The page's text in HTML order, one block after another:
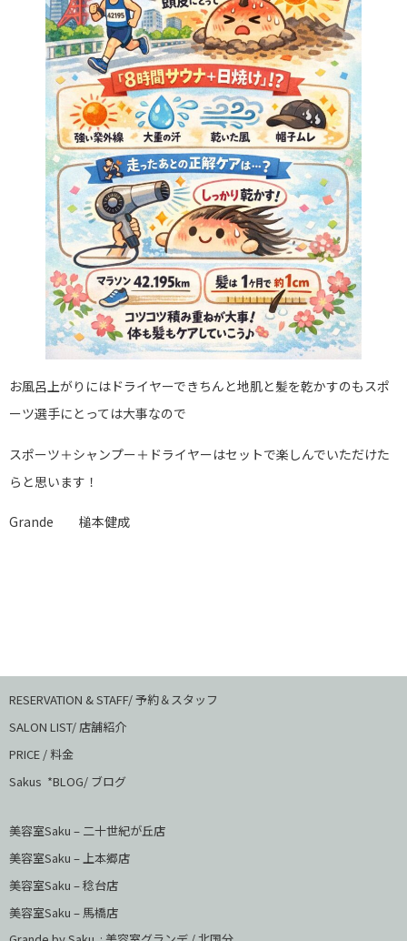
お風呂上がりにはドライヤーできちんと地肌と髪を乾かすのもスポ
ーツ選手にとっては大事なので
スポーツ＋シャンプー＋ドライヤーはセットで楽しんでいただけた
らと思います！
Grande 槌本健成
RESERVATION & STAFF/ 予約＆スタッフ
SALON LIST/ 店舗紹介
PRICE / 料金
Sakus *BLOG/ ブログ
美容室Saku – 二十世紀が丘店
美容室Saku –上本郷店
美容室Saku –稔台店
美容室Saku – 馬橋店